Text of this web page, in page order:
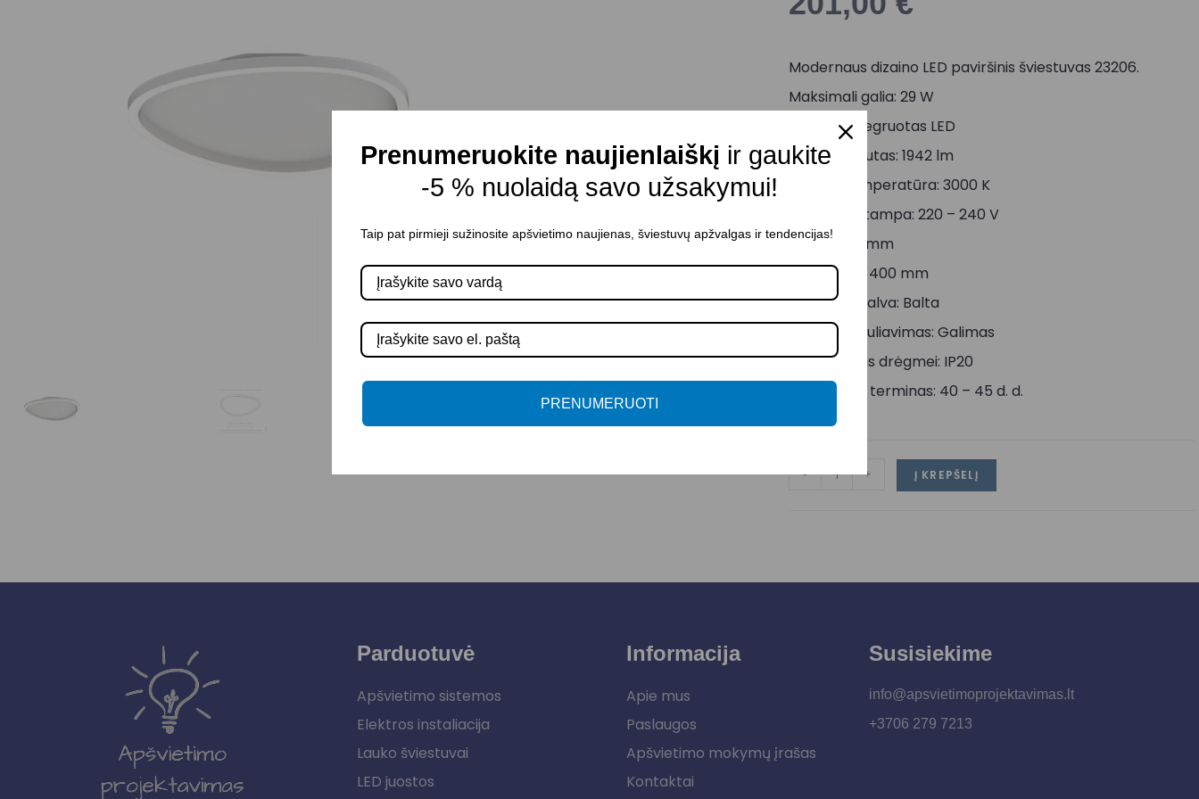
Modernaus dizaino LED paviršinis šviestuvas 23206.
Maksimali galia: 29 W
Cokolis: Integruotas LED
Šviesos srautas: 1942 lm
Šviesos temperatūra: 3000 K
Maitinimo įtampa: 220 – 240 V
Aukštis: 60 mm
Diametras: 400 mm
Korpuso spalva: Balta
Šviesos reguliavimas: Galimas
Atsparumas drėgmei: IP20
Pristatymo terminas: 40 – 45 d. d.
- + Į KREPŠELĮ
Parduotuvė
Apšvietimo sistemos
Elektros instaliacija
Lauko šviestuvai
LED juostos
Informacija
Apie mus
Paslaugos
Apšvietimo mokymų įrašas
Kontaktai
Susisiekime
info@apsvietimoprojektavimas.lt
+3706 279 7213
Prenumeruokite naujienlaiškį ir gaukite
-5 % nuolaidą savo užsakymui!
Taip pat pirmieji sužinosite apšvietimo naujienas, šviestuvų apžvalgas ir tendencijas!
PRENUMERUOTI